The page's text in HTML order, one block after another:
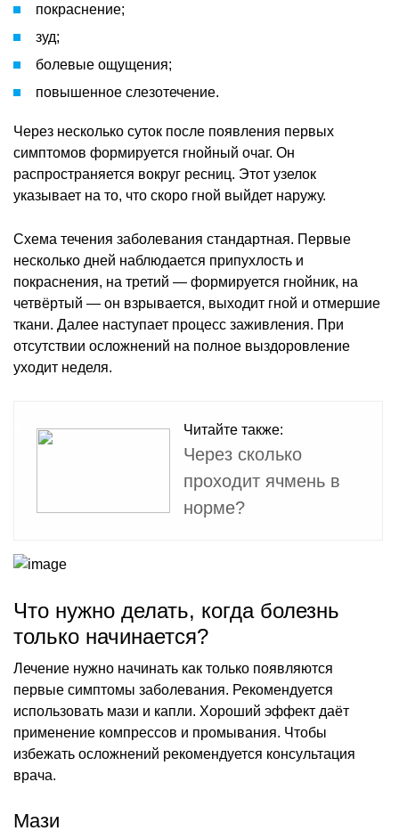
покраснение;
зуд;
болевые ощущения;
повышенное слезотечение.
Через несколько суток после появления первых
симптомов формируется гнойный очаг. Он
распространяется вокруг ресниц. Этот узелок
указывает на то, что скоро гной выйдет наружу.
Схема течения заболевания стандартная. Первые
несколько дней наблюдается припухлость и
покраснения, на третий — формируется гнойник, на
четвёртый — он взрывается, выходит гной и отмершие
ткани. Далее наступает процесс заживления. При
отсутствии осложнений на полное выздоровление
уходит неделя.
Читайте также:
Через сколько
проходит ячмень в
норме?
Что нужно делать, когда болезнь
только начинается?
Лечение нужно начинать как только появляются
первые симптомы заболевания. Рекомендуется
использовать мази и капли. Хороший эффект даёт
применение компрессов и промывания. Чтобы
избежать осложнений рекомендуется консультация
врача.
Мази